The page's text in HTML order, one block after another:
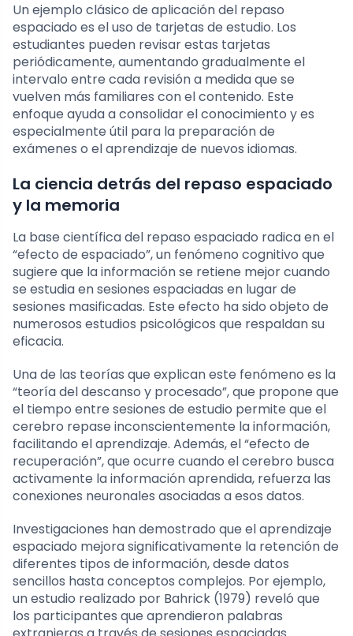
Un ejemplo clásico de aplicación del repaso
espaciado es el uso de tarjetas de estudio. Los
estudiantes pueden revisar estas tarjetas
periódicamente, aumentando gradualmente el
intervalo entre cada revisión a medida que se
vuelven más familiares con el contenido. Este
enfoque ayuda a consolidar el conocimiento y es
especialmente útil para la preparación de
exámenes o el aprendizaje de nuevos idiomas.
La ciencia detrás del repaso espaciado
y la memoria
La base científica del repaso espaciado radica en el
“efecto de espaciado”, un fenómeno cognitivo que
sugiere que la información se retiene mejor cuando
se estudia en sesiones espaciadas en lugar de
sesiones masificadas. Este efecto ha sido objeto de
numerosos estudios psicológicos que respaldan su
eficacia.
Una de las teorías que explican este fenómeno es la
“teoría del descanso y procesado”, que propone que
el tiempo entre sesiones de estudio permite que el
cerebro repase inconscientemente la información,
facilitando el aprendizaje. Además, el “efecto de
recuperación”, que ocurre cuando el cerebro busca
activamente la información aprendida, refuerza las
conexiones neuronales asociadas a esos datos.
Investigaciones han demostrado que el aprendizaje
espaciado mejora significativamente la retención de
diferentes tipos de información, desde datos
sencillos hasta conceptos complejos. Por ejemplo,
un estudio realizado por Bahrick (1979) reveló que
los participantes que aprendieron palabras